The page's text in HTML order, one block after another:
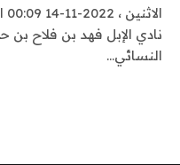
نادي الإبل فهد بن فلاح
النسائي…